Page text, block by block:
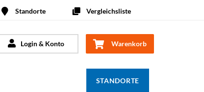
Standorte Vergleichsliste
Warenkorb
Login & Konto
STANDORTE